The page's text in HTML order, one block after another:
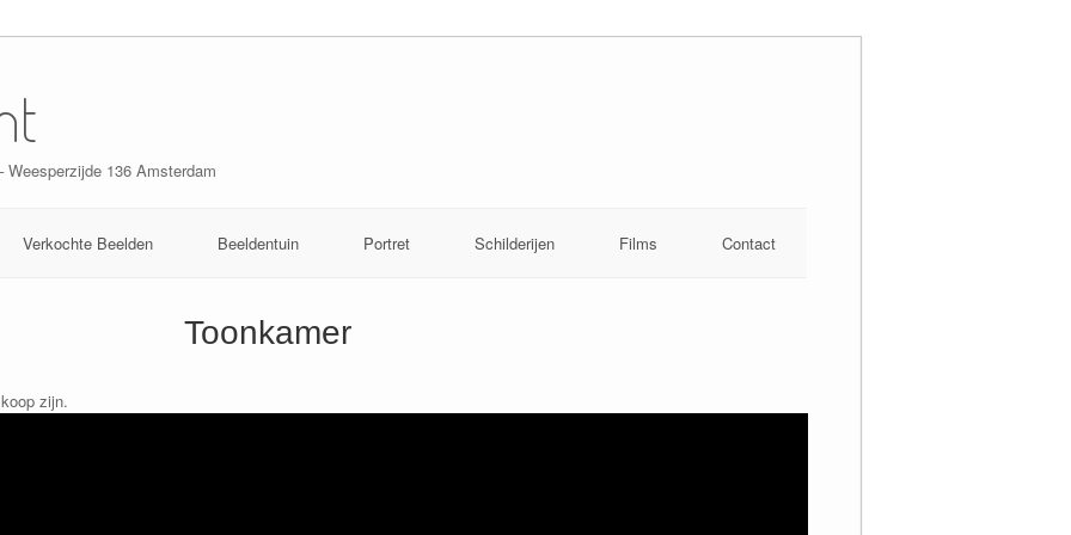
136 Amsterdam
Verkochte Beelden Beeldentuin Portret Schilderijen Films Contact
Toonkamer
zijn.